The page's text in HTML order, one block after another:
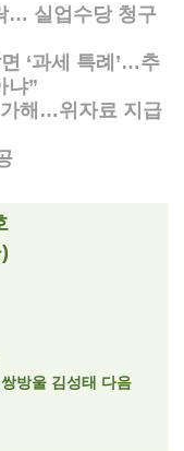
… 실업수당 청구
‘과세 특례’…추
냐”
해…위자료 지급
방울 김성태 다음